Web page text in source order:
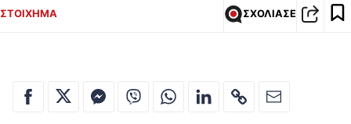
ΣΤΟΙΧΗΜΑ ΣΧΟΛΙΑΣΕ